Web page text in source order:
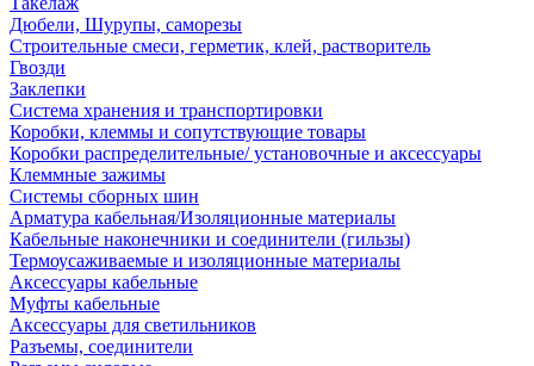
Дюбели, Шурупы, саморезы
Строительные смеси, герметик, клей, растворитель
Гвозди
Заклепки
Система хранения и транспортировки
Коробки, клеммы и сопутствующие товары
Коробки распределительные/ установочные и аксессуары
Клеммные зажимы
Системы сборных шин
Арматура кабельная/Изоляционные материалы
Кабельные наконечники и соединители (гильзы)
Термоусаживаемые и изоляционные материалы
Аксессуары кабельные
Муфты кабельные
Аксессуары для светильников
Разъемы, соединители